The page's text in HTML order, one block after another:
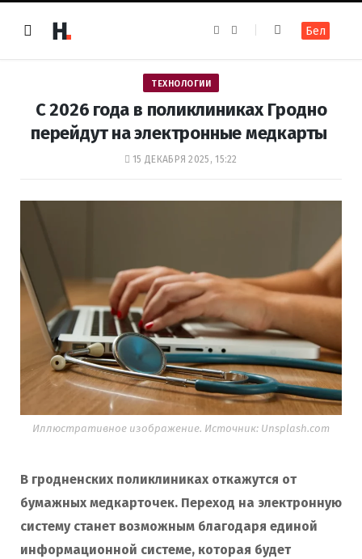
e
k
t
a
m
Бел
ТЕХНОЛОГИИ
С 2026 года в поликлиниках Гродно
перейдут на электронные медкарты
15 ДЕКАБРЯ 2025, 15:22
Иллюстративное изображение. Источник: Unsplash.com
В гродненских поликлиниках откажутся от
бумажных медкарточек. Переход на электронную
систему станет возможным благодаря единой
информационной системе, которая будет